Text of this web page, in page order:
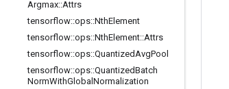
Argmax::Attrs
tensorflow::ops::NthElement
tensorflow::ops::NthElement::Attrs
tensorflow::ops::QuantizedAvgPool
tensorflow::ops::QuantizedBatch
NormWithGlobal Normalization